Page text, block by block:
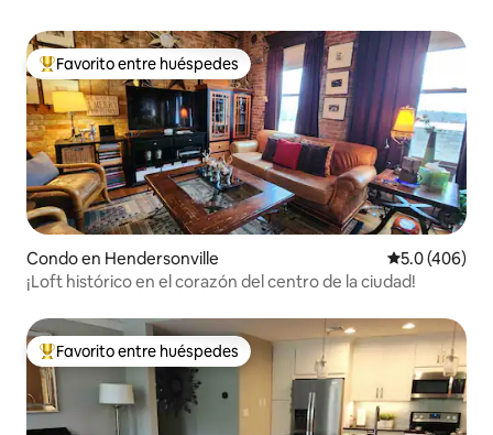
Favorito entre huéspedes preferido
Favorito entre huéspedes
Condo en Hendersonville Calificación
5.0 (406)
¡Loft histórico en el corazón del centro de la ciudad!
Favorito entre huéspedes preferido
Favorito entre huéspedes